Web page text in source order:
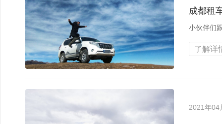
成都租
小伙伴们
了解详
2021年04